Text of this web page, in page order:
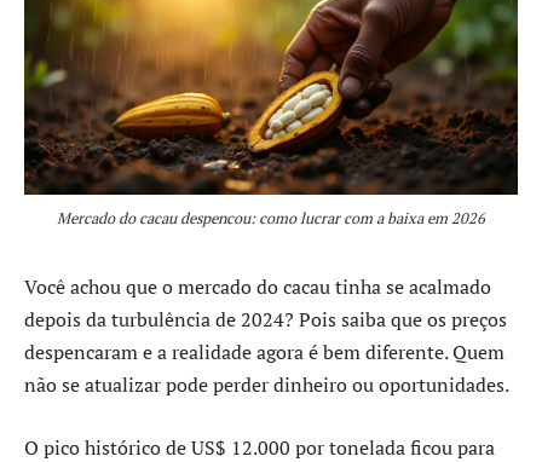
Mercado do cacau despencou: como lucrar com a baixa em 2026
Você achou que o mercado do cacau tinha se acalmado
depois da turbulência de 2024? Pois saiba que os preços
despencaram e a realidade agora é bem diferente. Quem
não se atualizar pode perder dinheiro ou oportunidades.
O pico histórico de US$ 12.000 por tonelada ficou para